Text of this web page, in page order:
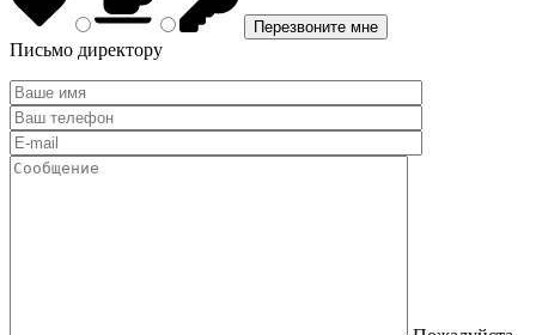
Письмо директору